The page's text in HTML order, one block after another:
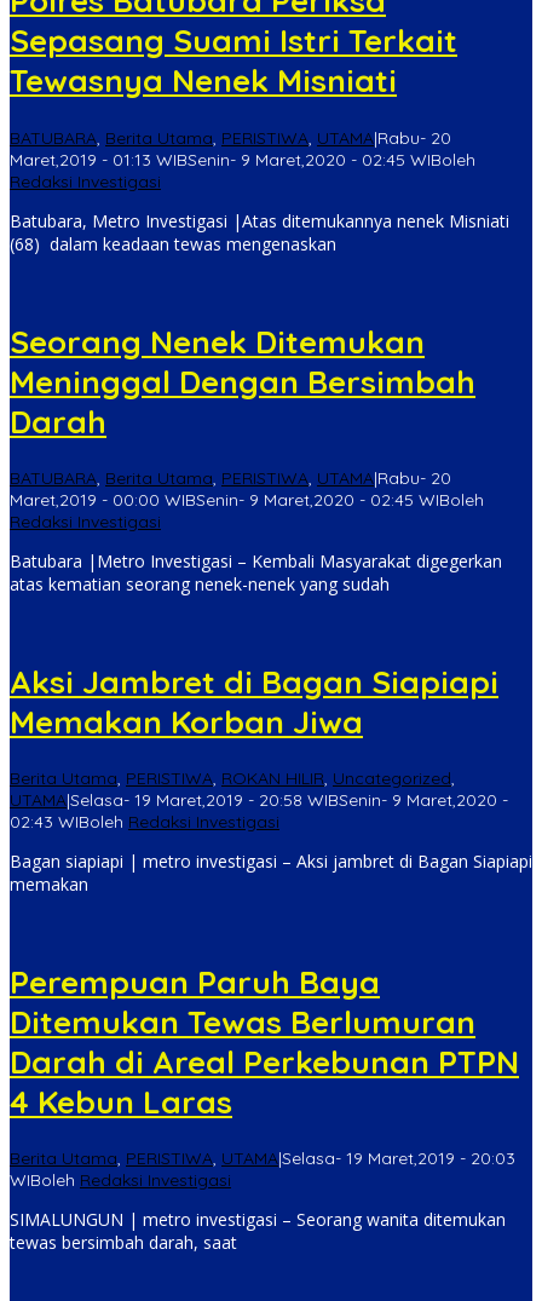
Sepasang Suami Istri Terkait
Tewasnya Nenek Misniati
BATUBARA, Berita Utama, PERISTIWA, UTAMA|Rabu- 20
Maret,2019 - 01:13 WIBSenin- 9 Maret,2020 - 02:45 WIBoleh
Redaksi Investigasi
Batubara, Metro Investigasi |Atas ditemukannya nenek Misniati
(68) dalam keadaan tewas mengenaskan
Seorang Nenek Ditemukan
Meninggal Dengan Bersimbah
Darah
BATUBARA, Berita Utama, PERISTIWA, UTAMA|Rabu- 20
Maret,2019 - 00:00 WIBSenin- 9 Maret,2020 - 02:45 WIBoleh
Redaksi Investigasi
Batubara |Metro Investigasi – Kembali Masyarakat digegerkan
atas kematian seorang nenek-nenek yang sudah
Aksi Jambret di Bagan Siapiapi
Memakan Korban Jiwa
Berita Utama, PERISTIWA, ROKAN HILIR, Uncategorized,
UTAMA|Selasa- 19 Maret,2019 - 20:58 WIBSenin- 9 Maret,2020 -
02:43 WIBoleh Redaksi Investigasi
Bagan siapiapi | metro investigasi – Aksi jambret di Bagan Siapiapi
memakan
Perempuan Paruh Baya
Ditemukan Tewas Berlumuran
Darah di Areal Perkebunan PTPN
4 Kebun Laras
Berita Utama, PERISTIWA, UTAMA|Selasa- 19 Maret,2019 - 20:03
WIBoleh Redaksi Investigasi
SIMALUNGUN | metro investigasi – Seorang wanita ditemukan
tewas bersimbah darah, saat